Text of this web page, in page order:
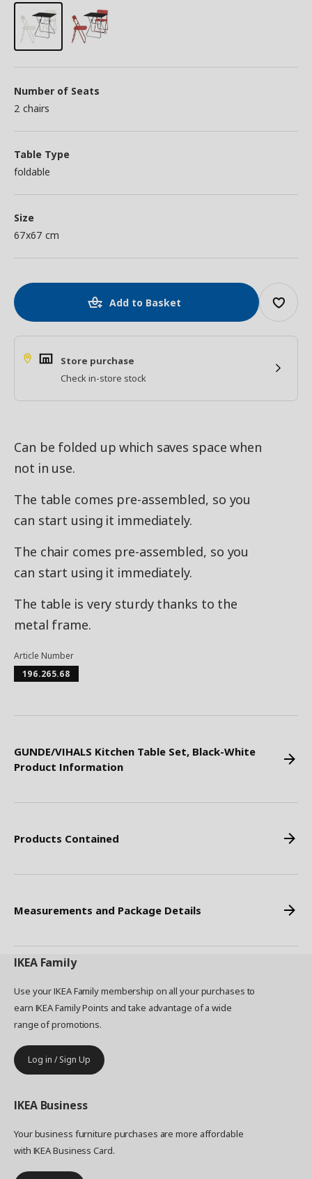
Number of Seats
2 chairs
Table Type
foldable
Size
67x67 cm
Add to Basket
Store purchase
Check in-store stock
Can be folded up which saves space when
not in use.
The table comes pre-assembled, so you
can start using it immediately.
The chair comes pre-assembled, so you
can start using it immediately.
The table is very sturdy thanks to the
metal frame.
Article Number
196.265.68
GUNDE/VIHALS Kitchen Table Set, Black-White
Product Information
Products Contained
Measurements and Package Details
IKEA Family
Use your IKEA Family membership on all your purchases to
earn IKEA Family Points and take advantage of a wide
range of promotions.
Log in / Sign Up
IKEA Business
Your business furniture purchases are more affordable
with IKEA Business Card.